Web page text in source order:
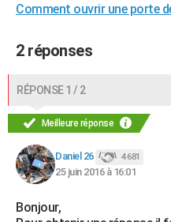
Carte de Noël
Carte Bonne année
Carte Saint-Valentin
Carte Pâques
Carte d'anniversaire
DICTIONNAIRE
PROGRAMME TV
Se connecter
Collèges
Universités
Service militaire
Bricolage
Lifestyle
Culture
Sport
Auto
Television
Voyage
Cinema
Comment ouvrir une porte
2 réponses
RÉPONSE 1 / 2
Meilleure réponse
Daniel 26 4 681
25 juin 2016 à 16:01
Bonjour,